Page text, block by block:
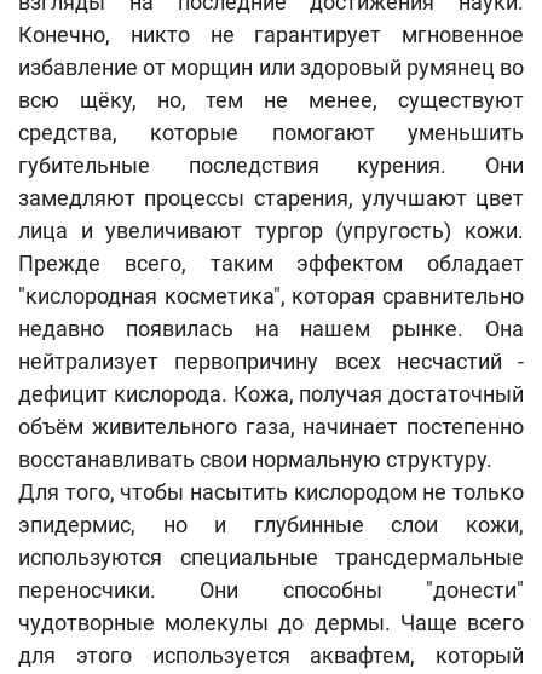
Конечно, никто не гарантирует мгновенное
избавление от морщин или здоровый румянец во
всю щёку, но, тем не менее, существуют
средства, которые помогают уменьшить
губительные последствия курения. Они
замедляют процессы старения, улучшают цвет
лица и увеличивают тургор (упругость) кожи.
Прежде всего, таким эффектом обладает
"кислородная косметика", которая сравнительно
недавно появилась на нашем рынке. Она
нейтрализует первопричину всех несчастий -
дефицит кислорода. Кожа, получая достаточный
объём живительного газа, начинает постепенно
восстанавливать свои нормальную структуру.
Для того, чтобы насытить кислородом не только
эпидермис, но и глубинные слои кожи,
используются специальные трансдермальные
переносчики. Они способны "донести"
чудотворные молекулы до дермы. Чаще всего
для этого используется аквафтем, который